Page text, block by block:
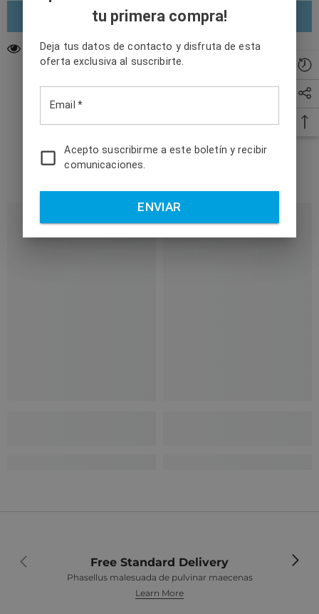
Comprar ahora
10 clientes están viendo este producto
Related Products
Free Standard Delivery
Phasellus malesuada de pulvinar maecenas
Learn More